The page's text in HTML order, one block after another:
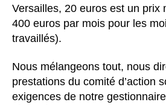
Versailles, 20 euros est un prix
400 euros par mois pour les
travaillés).
Nous mélangeons tout, nous
prestations du comité d’action
exigences de notre